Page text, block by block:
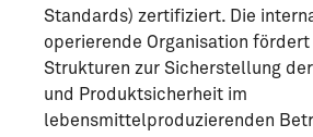
Standards) zertifiziert. Die
operierende Organisation
Strukturen zur Sicherstellung
und Produktsicherheit im
lebensmittelproduzierenden